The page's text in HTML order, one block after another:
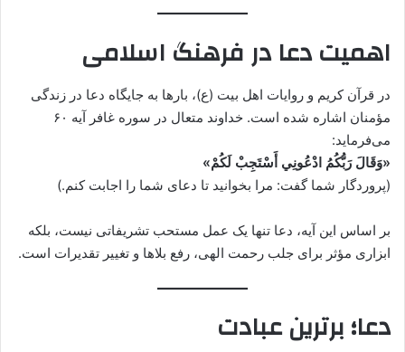
اهمیت دعا در فرهنگ اسلامی
در قرآن کریم و روایات اهل بیت (ع)، بارها به جایگاه دعا در زندگی
مؤمنان اشاره شده است. خداوند متعال در سوره غافر آیه ۶۰
می‌فرماید:
«وَقَالَ رَبُّكُمُ ادْعُونِي أَسْتَجِبْ لَكُمْ»
(پروردگار شما گفت: مرا بخوانید تا دعای شما را اجابت کنم.)
بر اساس این آیه، دعا تنها یک عمل مستحب تشریفاتی نیست، بلکه
ابزاری مؤثر برای جلب رحمت الهی، رفع بلاها و تغییر تقدیرات است.
دعا؛ برترین عبادت